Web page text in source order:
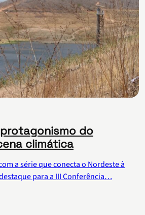
protagonismo do
climática
a série que conecta o Nordeste à
para a III Conferência…